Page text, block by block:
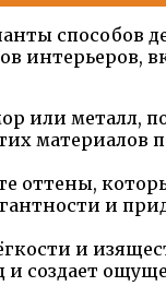
способов
интерьеров,
или металл,
материалов
оттены,
и
и
создает